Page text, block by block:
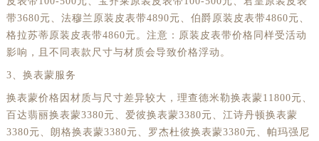
带3680元、法穆兰原装皮表带4890元、伯爵原装皮表带4860元、
格拉苏蒂原装皮表带4860元。注意：原装皮表带价格同样受活动
影响，且不同表款尺寸与材质会导致价格浮动。
3、换表蒙服务
换表蒙价格因材质与尺寸差异较大，理查德米勒换表蒙11800元、
百达翡丽换表蒙3380元、爱彼换表蒙3380元、江诗丹顿换表蒙
3380元、朗格换表蒙3380元、罗杰杜彼换表蒙3380元、帕玛强尼